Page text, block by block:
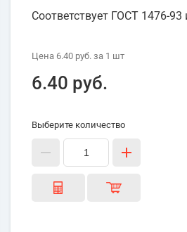
Соответствует ГОСТ 1476-93
Цена 6.40 руб. за 1 шт
6.40 руб.
Выберите количество